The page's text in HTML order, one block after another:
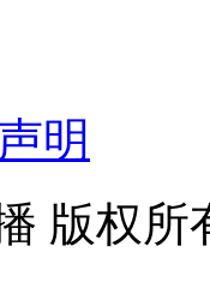
明
版权所